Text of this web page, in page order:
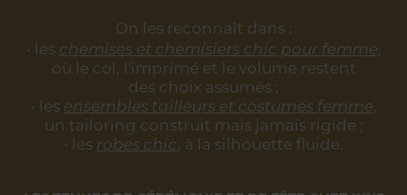
On les reconnaît dans :
• les chemises et chemisiers chic pour femme,
où le col, l'imprimé et le volume restent
des choix assumés ;
• les ensembles tailleurs et costumes femme,
un tailoring construit mais jamais rigide ;
• les robes chic, à la silhouette fluide.